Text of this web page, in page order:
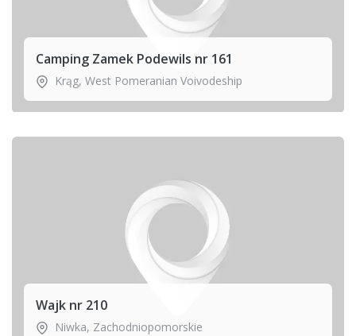
Camping Zamek Podewils nr 161
Krąg, West Pomeranian Voivodeship
Wajk nr 210
Niwka, Zachodniopomorskie